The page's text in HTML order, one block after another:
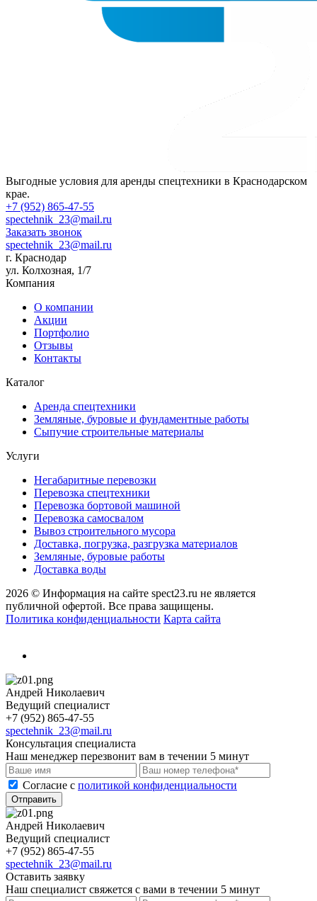
Выгодные условия для аренды спецтехники в Краснодарском
крае.
+7 (952) 865-47-55
spectehnik_23@mail.ru
Заказать звонок
spectehnik_23@mail.ru
г. Краснодар
ул. Колхозная, 1/7
Компания
О компании
Акции
Портфолио
Отзывы
Контакты
Каталог
Аренда спецтехники
Земляные, буровые и фундаментные работы
Сыпучие строительные материалы
Услуги
Негабаритные перевозки
Перевозка спецтехники
Перевозка бортовой машиной
Перевозка самосвалом
Вывоз строительного мусора
Доставка, погрузка, разгрузка материалов
Земляные, буровые работы
Доставка воды
2026 © Информация на сайте spect23.ru не является
публичной офертой. Все права защищены.
Политика конфиденциальности Карта сайта
Андрей Николаевич
Ведущий специалист
+7 (952) 865-47-55
spectehnik_23@mail.ru
Консультация специалиста
Наш менеджер перезвонит вам в течении 5 минут
Cогласие с политикой конфиденциальности
Отправить
Андрей Николаевич
Ведущий специалист
+7 (952) 865-47-55
spectehnik_23@mail.ru
Оставить заявку
Наш специалист свяжется с вами в течении 5 минут